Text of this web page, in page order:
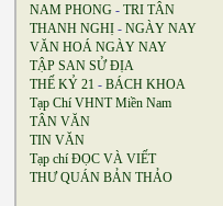
NAM PHONG - TRI TÂN
THANH NGHỊ - NGÀY NAY
VĂN HOÁ NGÀY NAY
TẬP SAN SỬ ĐỊA
THẾ KỶ 21 - BÁCH KHOA
Tạp Chí VHNT Miền Nam
TÂN VĂN
TIN VĂN
Tạp chí ĐỌC VÀ VIẾT
THƯ QUÁN BẢN THẢO